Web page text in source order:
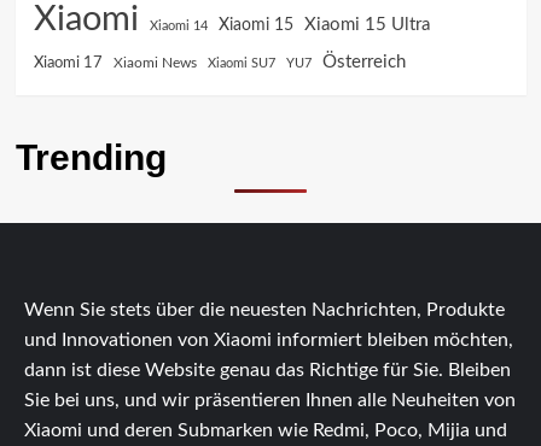
Xiaomi Xiaomi 14 Xiaomi 15 Xiaomi 15 Ultra
Xiaomi 17 Xiaomi News Xiaomi SU7 YU7 Österreich
Trending
Wenn Sie stets über die neuesten Nachrichten, Produkte
und Innovationen von Xiaomi informiert bleiben möchten,
dann ist diese Website genau das Richtige für Sie. Bleiben
Sie bei uns, und wir präsentieren Ihnen alle Neuheiten von
Xiaomi und deren Submarken wie Redmi, Poco, Mijia und